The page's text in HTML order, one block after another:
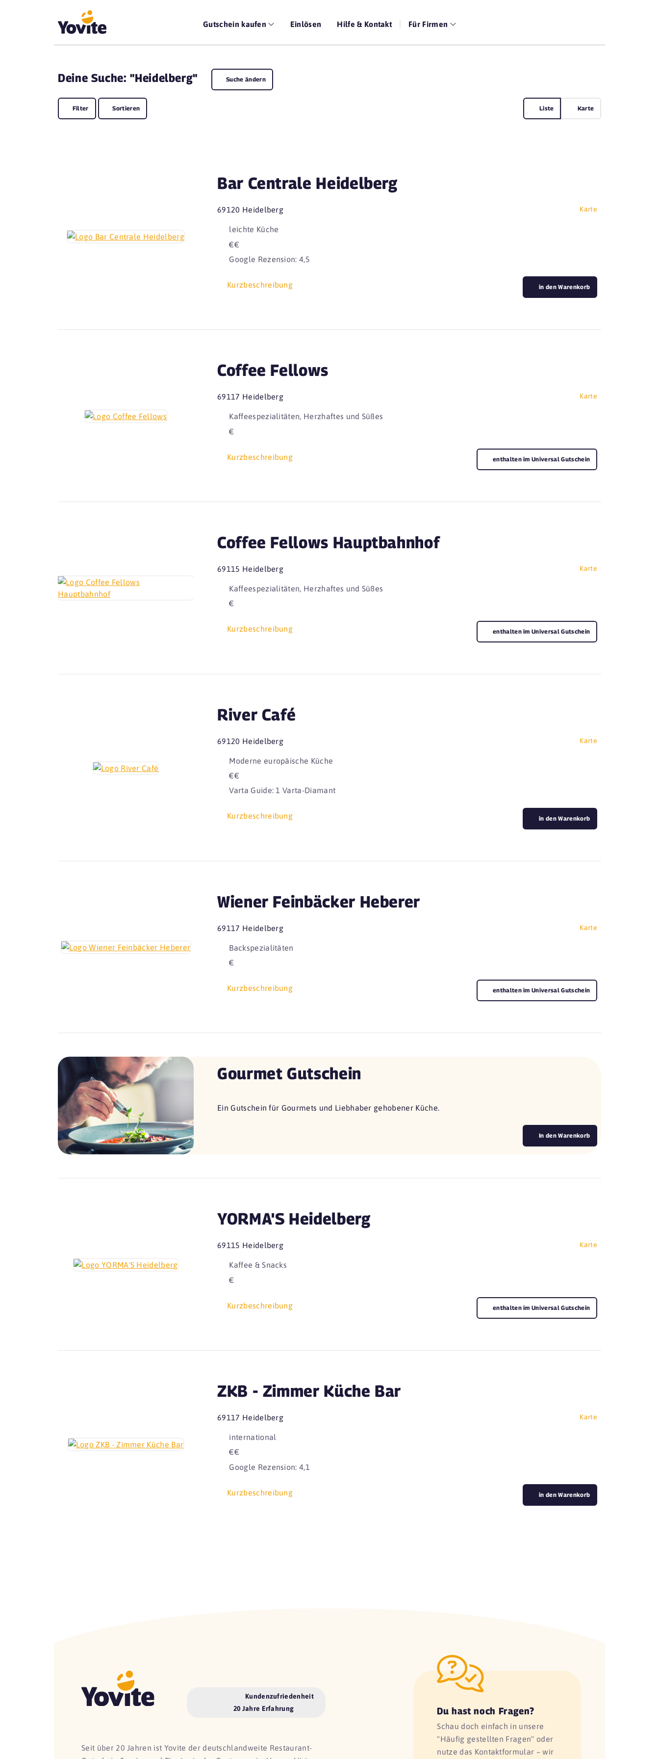
Gutschein kaufen Einlösen Hilfe & Kontakt Für Firmen
Deine Suche: "Heidelberg" Suche ändern
Filter Sortieren Liste Karte
Bar Centrale Heidelberg
69120 Heidelberg Karte
leichte Küche
€€
Google Rezension: 4,5
Kurzbeschreibung in den Warenkorb
Coffee Fellows
69117 Heidelberg Karte
Kaffeespezialitäten, Herzhaftes und Süßes
€
Kurzbeschreibung enthalten im Universal Gutschein
Coffee Fellows Hauptbahnhof
69115 Heidelberg Karte
Kaffeespezialitäten, Herzhaftes und Süßes
€
Kurzbeschreibung enthalten im Universal Gutschein
River Café
69120 Heidelberg Karte
Moderne europäische Küche
€€
Varta Guide: 1 Varta-Diamant
Kurzbeschreibung in den Warenkorb
Wiener Feinbäcker Heberer
69117 Heidelberg Karte
Backspezialitäten
€
Kurzbeschreibung enthalten im Universal Gutschein
Gourmet Gutschein
Ein Gutschein für Gourmets und Liebhaber gehobener Küche.
In den Warenkorb
YORMA'S Heidelberg
69115 Heidelberg Karte
Kaffee & Snacks
€
Kurzbeschreibung enthalten im Universal Gutschein
ZKB - Zimmer Küche Bar
69117 Heidelberg Karte
international
€€
Google Rezension: 4,1
Kurzbeschreibung in den Warenkorb
Kundenzufriedenheit
20 Jahre Erfahrung
Seit über 20 Jahren ist Yovite der deutschlandweite Restaurant-
Du hast noch Fragen?
Schau doch einfach in unsere
"Häufig gestellten Fragen" oder
nutze das Kontaktformular – wir